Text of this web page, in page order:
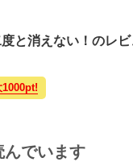
と消えない！のレビ
1000pt!
んでいます